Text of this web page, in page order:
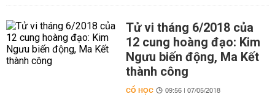
Tử vi tháng 6/2018 của
12 cung hoàng đạo: Kim
Ngưu biến động, Ma Kết
thành công
CỔ HỌC 09:56 | 07/05/2018